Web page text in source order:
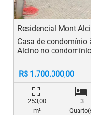
Residencial Mont
Casa de condomínio
Alcino no
R$ 1.700.000,00
253,00
m²
3